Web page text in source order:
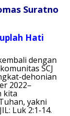
Suratno
Hati
dengan
SCJ
dehonian
2022–
kita
yakni
Luk 2:1-14.